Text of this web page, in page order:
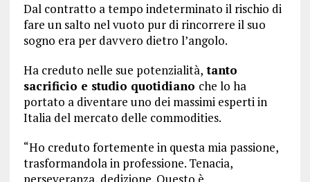
Dal contratto a tempo indeterminato il rischio di
fare un salto nel vuoto pur di rincorrere il suo
sogno era per davvero dietro l’angolo.
Ha creduto nelle sue potenzialità, tanto
sacrificio e studio quotidiano che lo ha
portato a diventare uno dei massimi esperti in
Italia del mercato delle commodities.
“Ho creduto fortemente in questa mia passione,
trasformandola in professione. Tenacia,